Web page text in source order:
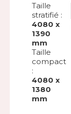
Taille
stratifié :
4080 x
1390
mm
Taille
compact
:
4080 x
1380
mm